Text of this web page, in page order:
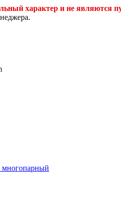
характер и не являются
многопарный